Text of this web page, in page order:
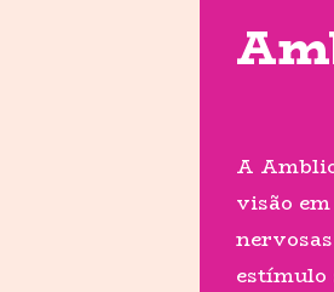
A
visão
estímulo